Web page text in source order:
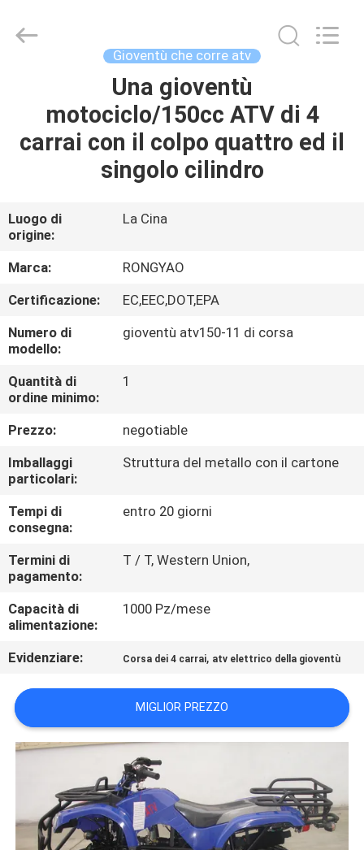
PRODOTTI
NOI
GIRO
DELLA
FABBRICA
CONTROLLO
DI
QUALITÀ
CONTATTICI
RICHIEDA
UNA
CITAZIONE
DEL
SITO
POLITICA
PRIVACY
Rongyao
Vehicle
Gioventù che corre atv
Una gioventù
motociclo/150cc ATV di 4
carrai con il colpo quattro ed il
singolo cilindro
Luogo di
origine:
La Cina
Marca:
RONGYAO
Certificazione:
EC,EEC,DOT,EPA
Numero di
modello:
gioventù atv150-11 di corsa
Quantità di
ordine minimo:
1
Prezzo:
negotiable
Imballaggi
particolari:
Struttura del metallo con il cartone
Tempi di
consegna:
entro 20 giorni
Termini di
pagamento:
T / T, Western Union,
Capacità di
alimentazione:
1000 Pz/mese
Evidenziare: Corsa dei 4 carrai, atv elettrico della gioventù
MIGLIOR PREZZO